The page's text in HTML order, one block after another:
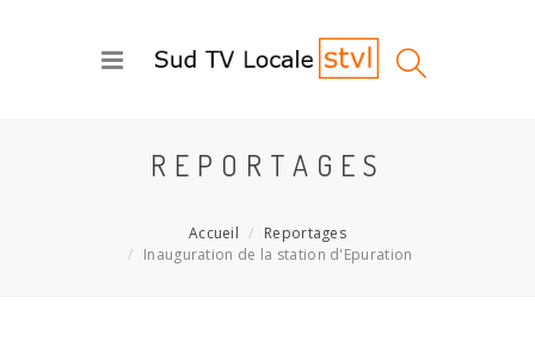
REPORTAGES
Accueil
Reportages
Inauguration de la station d'Epuration